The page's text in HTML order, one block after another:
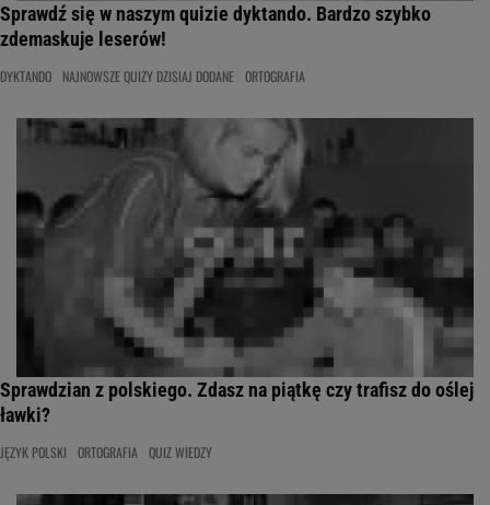
Sprawdź się w naszym quizie dyktando. Bardzo szybko
zdemaskuje leserów!
DYKTANDO NAJNOWSZE QUIZY DZISIAJ DODANE ORTOGRAFIA
Sprawdzian z polskiego. Zdasz na piątkę czy trafisz do oślej
ławki?
JĘZYK POLSKI ORTOGRAFIA QUIZ WIEDZY